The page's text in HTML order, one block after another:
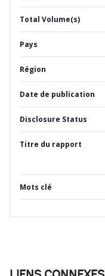
Total Volume(s)
Pays
Région
Date de publication
Disclosure Status
Titre du rapport
Mots clé